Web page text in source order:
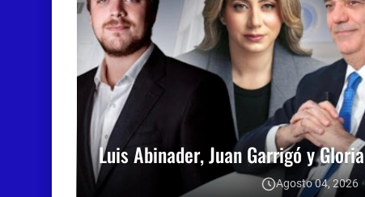
𝗥𝗲𝗴𝗿𝗲𝘀𝗮 𝗮𝗹 𝗽𝗮í𝘀 𝗱𝗲𝗹𝗲𝗴𝗮𝗰𝗶ó𝗻
Otro muerto en el Municipio de Cabral por
Asaltantes hieren de bala joven Cabraleño en la
Luis Abinader, Juan Garrigó y
Agosto 04, 2026